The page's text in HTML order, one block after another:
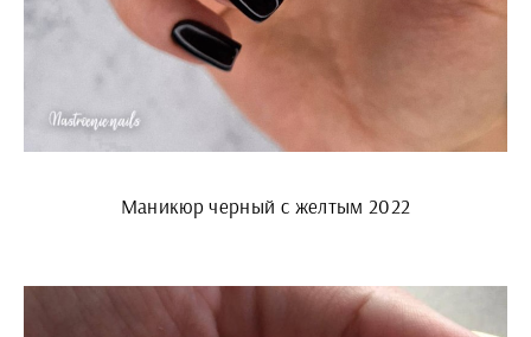
Маникюр черный с желтым 2022